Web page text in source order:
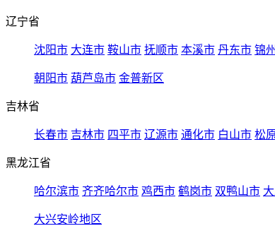
辽宁省
沈阳市 大连市 鞍山市 抚顺市 本溪市 丹东市 锦
朝阳市 葫芦岛市 金普新区
吉林省
长春市 吉林市 四平市 辽源市 通化市 白山市 松
黑龙江省
哈尔滨市 齐齐哈尔市 鸡西市 鹤岗市 双鸭山市
大兴安岭地区